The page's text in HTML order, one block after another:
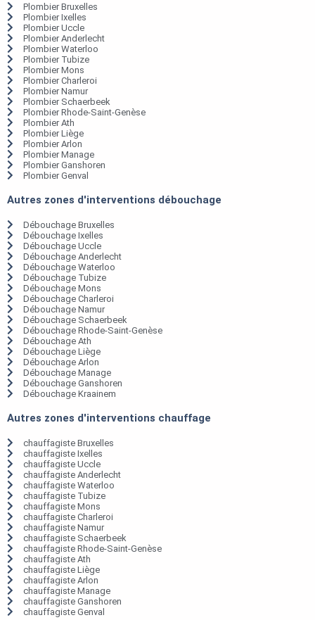
Plombier Bruxelles
Plombier Ixelles
Plombier Uccle
Plombier Anderlecht
Plombier Waterloo
Plombier Tubize
Plombier Mons
Plombier Charleroi
Plombier Namur
Plombier Schaerbeek
Plombier Rhode-Saint-Genèse
Plombier Ath
Plombier Liège
Plombier Arlon
Plombier Manage
Plombier Ganshoren
Plombier Genval
Autres zones d'interventions débouchage
Débouchage Bruxelles
Débouchage Ixelles
Débouchage Uccle
Débouchage Anderlecht
Débouchage Waterloo
Débouchage Tubize
Débouchage Mons
Débouchage Charleroi
Débouchage Namur
Débouchage Schaerbeek
Débouchage Rhode-Saint-Genèse
Débouchage Ath
Débouchage Liège
Débouchage Arlon
Débouchage Manage
Débouchage Ganshoren
Débouchage Kraainem
Autres zones d'interventions chauffage
chauffagiste Bruxelles
chauffagiste Ixelles
chauffagiste Uccle
chauffagiste Anderlecht
chauffagiste Waterloo
chauffagiste Tubize
chauffagiste Mons
chauffagiste Charleroi
chauffagiste Namur
chauffagiste Schaerbeek
chauffagiste Rhode-Saint-Genèse
chauffagiste Ath
chauffagiste Liège
chauffagiste Arlon
chauffagiste Manage
chauffagiste Ganshoren
chauffagiste Genval